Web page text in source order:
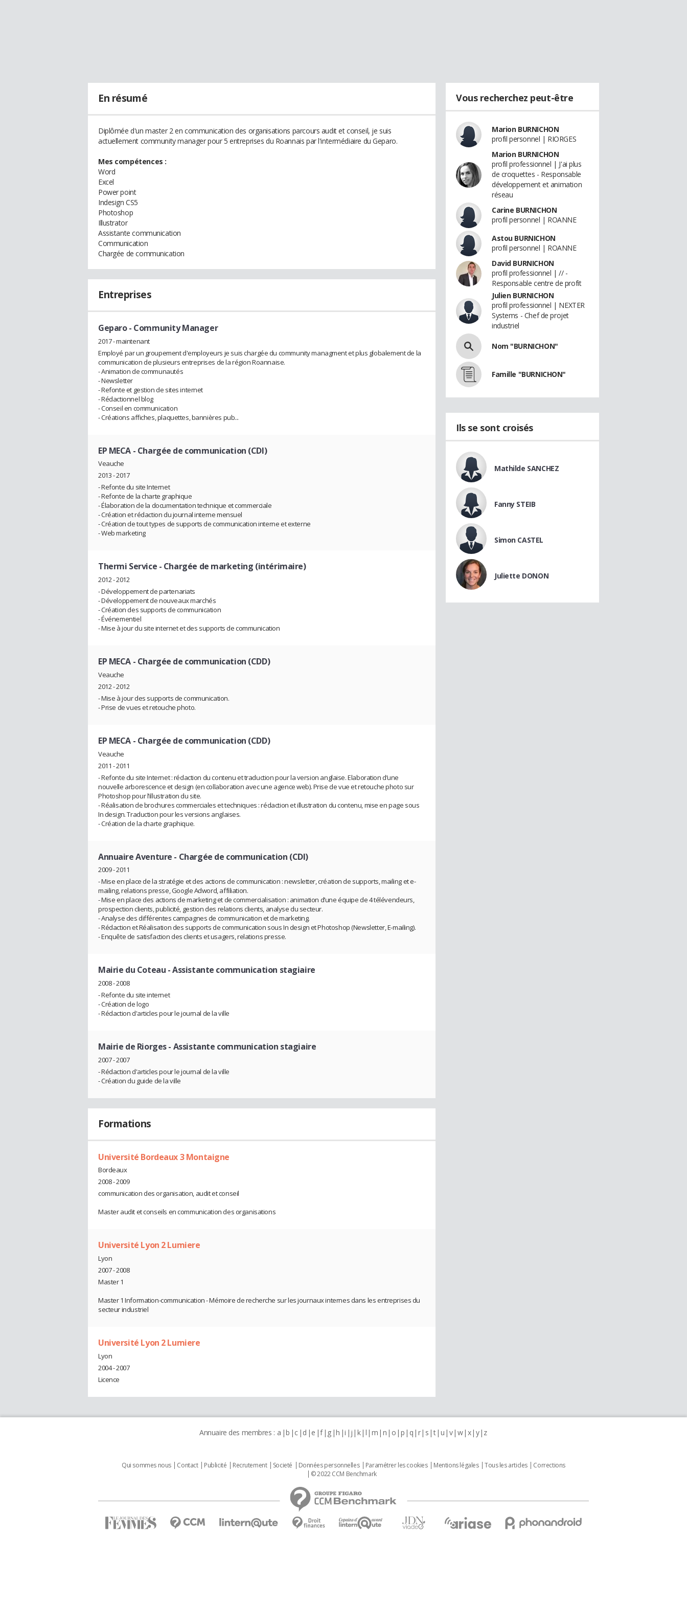
En résumé
Diplômée d'un master 2 en communication des organisations parcours audit et conseil, je suis
actuellement community manager pour 5 entreprises du Roannais par l'intermédiaire du Geparo.
Mes compétences :
Word
Excel
Power point
Indesign CS5
Photoshop
Illustrator
Assistante communication
Communication
Chargée de communication
Entreprises
Geparo- Community Manager
2017 - maintenant
Employé par un groupement d'employeurs je suis chargée du community managment et plus globalement de la
communication de plusieurs entreprises de la région Roannaise.
- Animation de communautés
- Newsletter
- Refonte et gestion de sites internet
- Rédactionnel blog
- Conseil en communication
- Créations affiches, plaquettes, bannières pub...
EP MECA - Chargée de communication (CDI)
Veauche
2013 - 2017
- Refonte du site Internet
- Refonte de la charte graphique
- Élaboration de la documentation technique et commerciale
- Création et rédaction du journal interne mensuel
- Création de tout types de supports de communication interne et externe
- Web marketing
Thermi Service - Chargée de marketing (intérimaire)
2012 - 2012
- Développement de partenariats
- Développement de nouveaux marchés
- Création des supports de communication
- Événementiel
- Mise à jour du site internet et des supports de communication
EP MECA - Chargée de communication (CDD)
Veauche
2012 - 2012
- Mise à jour des supports de communication.
- Prise de vues et retouche photo.
EP MECA - Chargée de communication (CDD)
Veauche
2011 - 2011
- Refonte du site Internet : rédaction du contenu et traduction pour la version anglaise. Elaboration d’une
nouvelle arborescence et design (en collaboration avec une agence web). Prise de vue et retouche photo sur
Photoshop pour l’illustration du site.
- Réalisation de brochures commerciales et techniques : rédaction et illustration du contenu, mise en page sous
In design. Traduction pour les versions anglaises.
- Création de la charte graphique.
Annuaire Aventure - Chargée de communication (CDI)
2009 - 2011
- Mise en place de la stratégie et des actions de communication : newsletter, création de supports, mailing et e-
mailing, relations presse, Google Adword, affiliation.
- Mise en place des actions de marketing et de commercialisation : animation d’une équipe de 4 télévendeurs,
prospection clients, publicité, gestion des relations clients, analyse du secteur.
- Analyse des différentes campagnes de communication et de marketing.
- Rédaction et Réalisation des supports de communication sous In design et Photoshop (Newsletter, E-mailing).
- Enquête de satisfaction des clients et usagers, relations presse.
Mairie du Coteau - Assistante communication stagiaire
2008 - 2008
- Refonte du site internet
- Création de logo
- Rédaction d'articles pour le journal de la ville
Mairie de Riorges- Assistante communication stagiaire
2007 - 2007
- Rédaction d'articles pour le journal de la ville
- Création du guide de la ville
Formations
Université Bordeaux 3 Montaigne
Bordeaux
2008 - 2009
communication des organisation, audit et conseil
Master audit et conseils en communication des organisations
Université Lyon 2 Lumiere
Lyon
2007 - 2008
Master 1
Master 1 Information-communication - Mémoire de recherche sur les journaux internes dans les entreprises du
secteur industriel
Université Lyon 2 Lumiere
Lyon
2004 - 2007
Licence
Vous recherchez peut-être
Marion BURNICHON
profil personnel | RIORGES
Marion BURNICHON
profil professionnel | J'ai plus
de croquettes - Responsable
développement et animation
réseau
Carine BURNICHON
profil personnel | ROANNE
Astou BURNICHON
profil personnel | ROANNE
David BURNICHON
profil professionnel | // -
Responsable centre de profit
Julien BURNICHON
profil professionnel | NEXTER
Systems - Chef de projet
industriel
Nom "BURNICHON"
Famille "BURNICHON"
Ils se sont croisés
Mathilde SANCHEZ
Fanny STEIB
Simon CASTEL
Juliette DONON
Annuaire des membres : a b c d e f g h i j k l m n o p q r s t u v w x y z
Qui sommes nous Contact Publicité Recrutement Societé Données personnelles Paramétrer les cookies Mentions légales Tous les articles
Corrections
© 2022 CCM Benchmark